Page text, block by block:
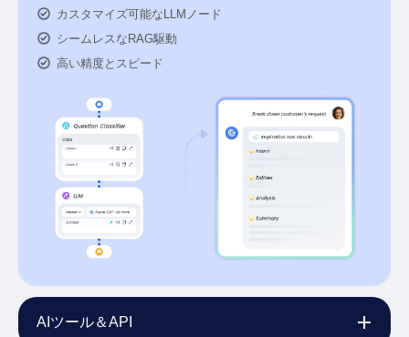
カスタマイズ可能なLLMノード
シームレスなRAG駆動
高い精度とスピード
AIツール＆API